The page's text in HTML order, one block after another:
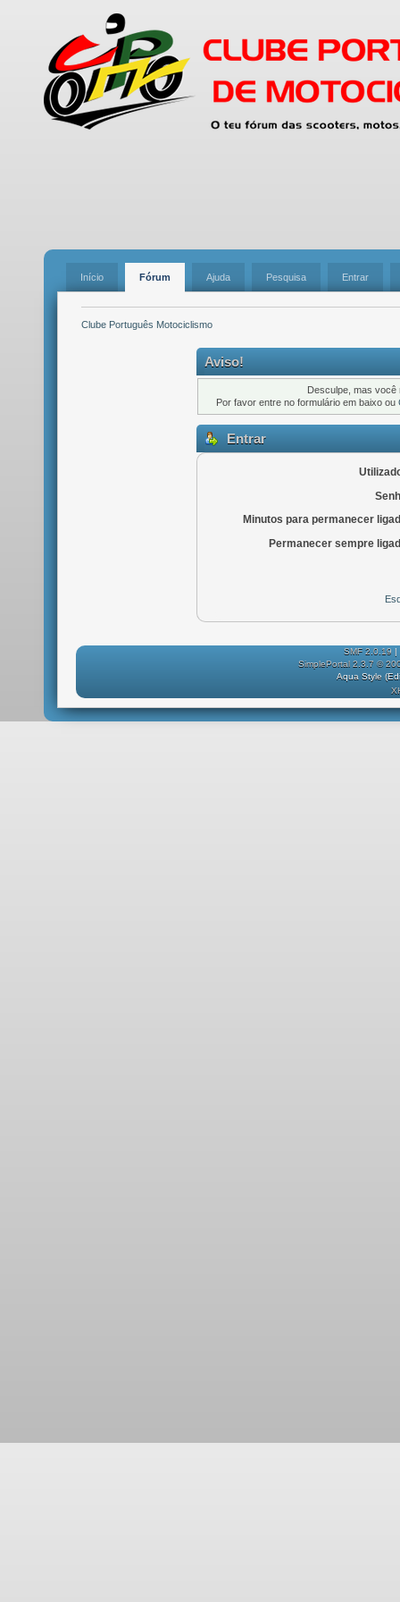
Início Fórum Ajuda Pesquisa Entrar
Clube Português Motociclismo
Aviso!
Desculpe, mas você
Por favor entre no formulário em baixo ou
Entrar
Minutos para permanecer
Permanecer sempre
SMF 2.0.19 |
SimplePortal 2.3.7 ©
Aqua Style